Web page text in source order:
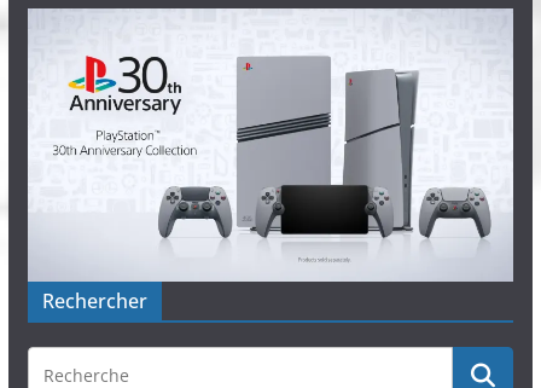
Rechercher